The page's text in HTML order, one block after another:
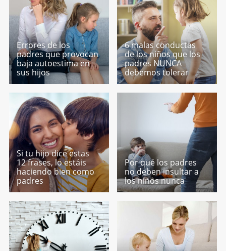
Errores de los
padres que provocan
baja autoestima en
sus hijos
6 malas conductas
de los niños que los
padres NUNCA
debemos tolerar
Si tu hijo dice estas
12 frases, lo estáis
haciendo bien como
padres
Por qué los padres
no deben insultar a
los niños nunca